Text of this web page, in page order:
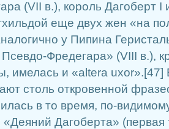
(VII в.), король Дагоберт
еще двух жен «на
у Пипина
Фредегара» (VIII в.),
имелась и «altera uxor».[47]
столь откровенной
в то время, по-
«Деяний Дагоберта» (первая